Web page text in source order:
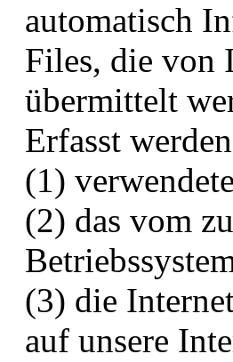
automatisch
Files, die von
übermittelt
Erfasst
(1)
(2) das vom
(3) die
auf unsere